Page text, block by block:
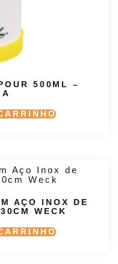
500ML –
AÇO INOX DE
WECK